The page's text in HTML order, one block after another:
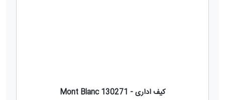
کیف اداری - Mont Blanc 130271